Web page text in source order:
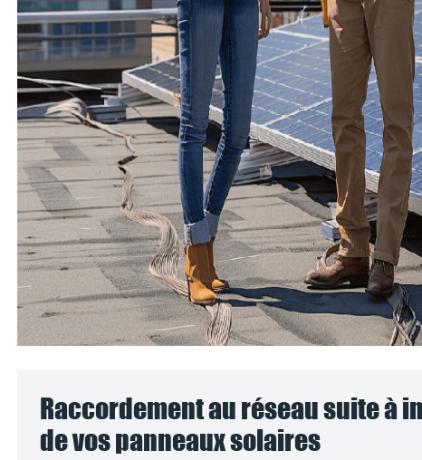
Raccordement au réseau suite à
de vos panneaux solaires